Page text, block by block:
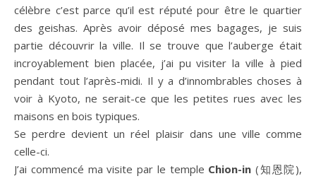
célèbre c’est parce qu’il est réputé pour être le quartier
des geishas. Après avoir déposé mes bagages, je suis
partie découvrir la ville. Il se trouve que l’auberge était
incroyablement bien placée, j’ai pu visiter la ville à pied
pendant tout l’après-midi. Il y a d’innombrables choses à
voir à Kyoto, ne serait-ce que les petites rues avec les
maisons en bois typiques.
Se perdre devient un réel plaisir dans une ville comme
celle-ci.
J’ai commencé ma visite par le temple Chion-in (知恩院),